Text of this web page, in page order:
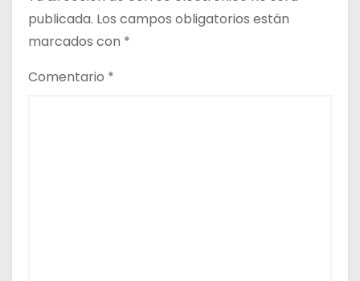
a
d
a
publicada. Los campos obligatorios están
marcados con *
Comentario *